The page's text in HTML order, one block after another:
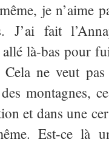
je n’aime
J’ai fait
allé là-bas pour
ne veut
montagnes,
et dans une
Est-ce là